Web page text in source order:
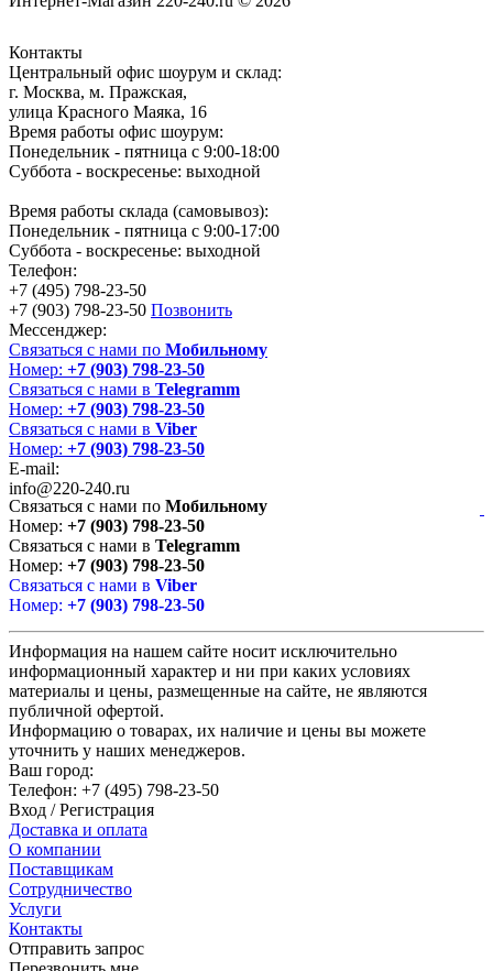
Контакты
Центральный офис шоурум и склад:
г. Москва, м. Пражская,
улица Красного Маяка, 16
Время работы офис шоурум:
Понедельник - пятница с 9:00-18:00
Суббота - воскресенье: выходной
Время работы склада (самовывоз):
Понедельник - пятница с 9:00-17:00
Суббота - воскресенье: выходной
Телефон:
+7 (495) 798-23-50
+7 (903) 798-23-50 Позвонить
Мессенджер:
Связаться с нами по Мобильному
Номер: +7 (903) 798-23-50
Связаться с нами в Telegramm
Номер: +7 (903) 798-23-50
Связаться с нами в Viber
Номер: +7 (903) 798-23-50
E-mail:
info@220-240.ru
Связаться с нами по Мобильному
Номер: +7 (903) 798-23-50
Связаться с нами в Telegramm
Номер: +7 (903) 798-23-50
Связаться с нами в Viber
Номер: +7 (903) 798-23-50
Информация на нашем сайте носит исключительно
информационный характер и ни при каких условиях
материалы и цены, размещенные на сайте, не являются
публичной офертой.
Информацию о товарах, их наличие и цены вы можете
уточнить у наших менеджеров.
Ваш город:
Телефон: +7 (495) 798-23-50
Вход /Регистрация
Доставка и оплата
О компании
Поставщикам
Сотрудничество
Услуги
Контакты
Отправить запрос